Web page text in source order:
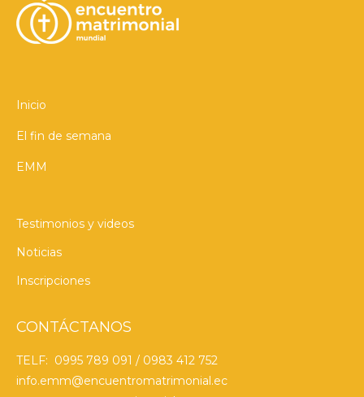
Inicio
El fin de semana
EMM
Testimonios y videos
Noticias
Inscripciones
CONTÁCTANOS
TELF: 0995 789 091 / 0983 412 752
info.emm@encuentromatrimonial.ec